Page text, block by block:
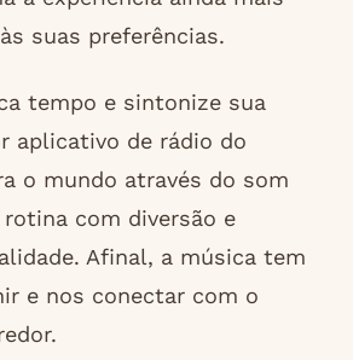
suas preferências.
tempo e sintonize sua
aplicativo de rádio do
o mundo através do som
com diversão e
Afinal, a música tem
e nos conectar com o